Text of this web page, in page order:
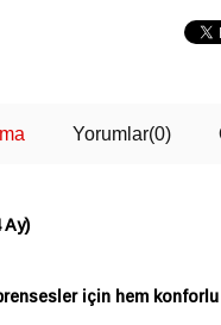
Yorumlar(0)
Ay)
için hem